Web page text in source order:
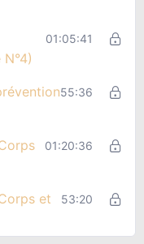
01:05:41
55:36
01:20:36
et
53:20